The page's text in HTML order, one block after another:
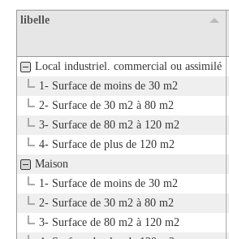
libelle
Local industriel. commercial ou assimilé
1- Surface de moins de 30 m2
2- Surface de 30 m2 à 80 m2
3- Surface de 80 m2 à 120 m2
4- Surface de plus de 120 m2
Maison
1- Surface de moins de 30 m2
2- Surface de 30 m2 à 80 m2
3- Surface de 80 m2 à 120 m2